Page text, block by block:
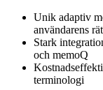
Unik adaptiv
användarens
Stark
och memoQ
terminologi